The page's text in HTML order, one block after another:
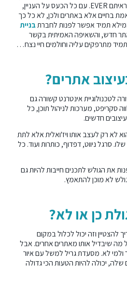
גם לא האתר הכי מדהים שראיתם EVER. עם כל הכעס על העניין,
בחיים אלא באתרים ולכן, לא כל כך
תמיד אפשר לפנות לחברתבניית
חדש, והשאיפה האמיתית בקשר
מתרפקים עליה וחולמים חיי נצח…
אתרים?
לטכנולוגיית אינטרנט קשורה גם
סקריפט, מערכות לניהול תוכן, כל
חדשים.
לא רק לעצב אותו ויז'ואלית אלא לתת
סרגל ניווט, דפדוף, כותרות ועוד. כל
את הגולש לתכנים חייבות להיות גם
גולש לא מוכן להתאמץ.
כן או לא?
להצטיין וזה יכול לכלול במקום
מה שיבדיל אותו מאתרים אחרים. אבל
ולמי לא. מסעדת גריל למשל עם איור
יכולה להיות הטעות הכי גדולה